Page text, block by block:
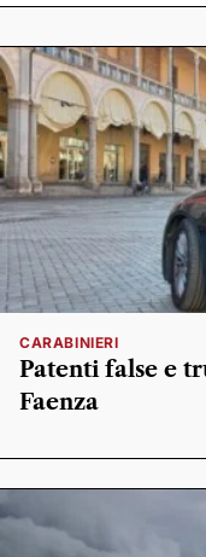
CARABINIERI
Patenti false e
Faenza